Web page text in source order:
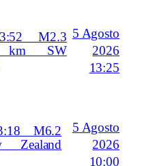
M2.3
km SW
5 Agosto
2026
13:25
M6.2
Zealand
5 Agosto
2026
10:00